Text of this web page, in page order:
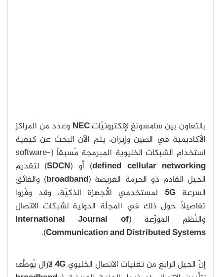
بالتعاون بين سامسونغ لإلكترونيّاتNEC وعدد من المراكز
الأكاديمية في الصين وإيران، يتم الآن البحث عن كيفية
استخدام الشبكات الخليوية المبرمجة مُسبقاً (software-
defined cellular networking ) أو (SDCN) لتقديم
الجيل القادم ذو الحزمة العريضة (broadband) والفائق
السرعة
5G
لمستخدمي الأجهزة الذكيّة، وقد وفّروا
تفاصيلاً حول ذلك في المجلّة الدولية لشبكات الاتصال
والنُظم الموزّعة (International Journal of
Communication and Distributed Systems
).
إنّ الجيل الرابع من تقنيات الاتصال الخليوي 4G لازال يُوظَّف